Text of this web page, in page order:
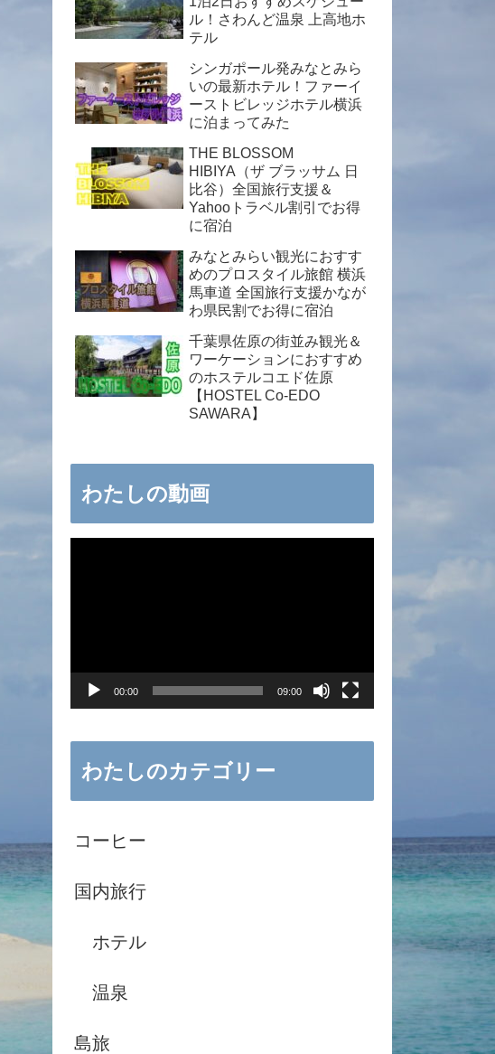
ル！さわんど温泉 上高地ホ
テル
シンガポール発みなとみら
いの最新ホテル！ファーイ
ーストビレッジホテル横浜
に泊まってみた
THE BLOSSOM
HIBIYA（ザ ブラッサム 日
比谷）全国旅行支援＆
Yahooトラベル割引でお得
に宿泊
みなとみらい観光におすす
めのプロスタイル旅館 横浜
馬車道 全国旅行支援かなが
わ県民割でお得に宿泊
千葉県佐原の街並み観光＆
ワーケーションにおすすめ
のホステルコエド佐原
【HOSTEL Co-EDO
SAWARA】
わたしの動画
ー
00:00 09:00
わたしのカテゴリー
コーヒー
国内旅行
ホテル
温泉
島旅